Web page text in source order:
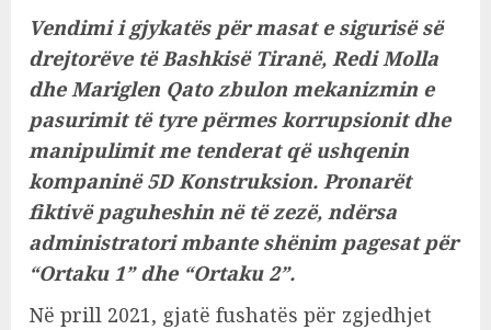
Vendimi i gjykatës për masat e sigurisë së
drejtorëve të Bashkisë Tiranë, Redi Molla
dhe Mariglen Qato zbulon mekanizmin e
pasurimit të tyre përmes korrupsionit dhe
manipulimit me tenderat që ushqenin
kompaninë 5D Konstruksion. Pronarët
fiktivë paguheshin në të zezë, ndërsa
administratori mbante shënim pagesat për
“Ortaku 1” dhe “Ortaku 2”.
Në prill 2021, gjatë fushatës për zgjedhjet